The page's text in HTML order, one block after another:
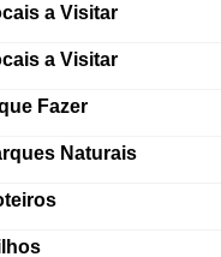
a Visitar
a Visitar
Fazer
Naturais